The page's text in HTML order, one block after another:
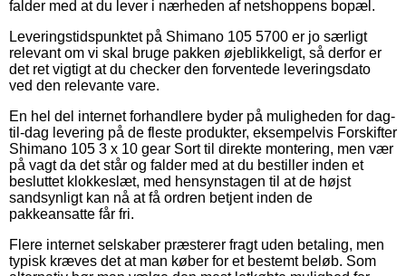
falder med at du lever i nærheden af netshoppens bopæl.
Leveringstidspunktet på Shimano 105 5700 er jo særligt
relevant om vi skal bruge pakken øjeblikkeligt, så derfor er
det ret vigtigt at du checker den forventede leveringsdato
ved den relevante vare.
En hel del internet forhandlere byder på muligheden for dag-
til-dag levering på de fleste produkter, eksempelvis Forskifter
Shimano 105 3 x 10 gear Sort til direkte montering, men vær
på vagt da det står og falder med at du bestiller inden et
besluttet klokkeslæt, med hensynstagen til at de højst
sandsynligt kan nå at få ordren betjent inden de
pakkeansatte får fri.
Flere internet selskaber præsterer fragt uden betaling, men
typisk kræves det at man køber for et bestemt beløb. Som